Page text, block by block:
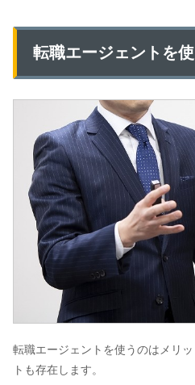
転職エージェントを
転職エージェントを使うのはメリ
トも存在します。